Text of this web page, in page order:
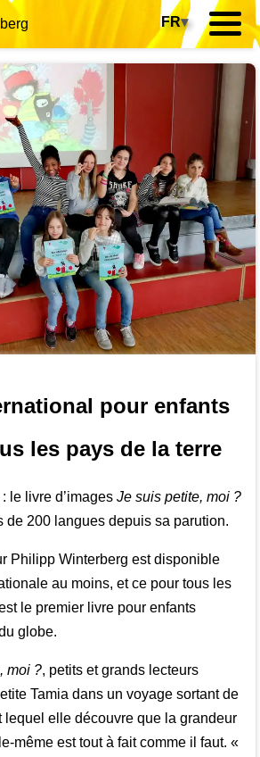
FR▾
pour enfants
les pays de la terre
: le livre d’imagesJe suis petite, moi ?
de 200 langues depuis sa parution.
Philipp Winterberg est disponible
au moins, et ce pour tous les
le premier livre pour enfants
globe.
moi ?, petits et grands lecteurs
Tamia dans un voyage sortant de
lequel elle découvre que la grandeur
même est tout à fait comme il faut. «